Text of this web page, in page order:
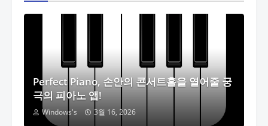
Perfect Piano, 손안의 콘서트홀을 열어줄 궁
극의 피아노 앱!
Windows's 3월 16, 2026